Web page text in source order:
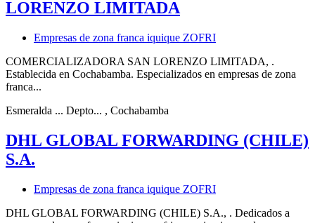
LORENZO LIMITADA
Empresas de zona franca iquique ZOFRI
COMERCIALIZADORA SAN LORENZO LIMITADA, .
Establecida en Cochabamba. Especializados en empresas de zona
franca...
Esmeralda ... Depto... , Cochabamba
DHL GLOBAL FORWARDING (CHILE)
S.A.
Empresas de zona franca iquique ZOFRI
DHL GLOBAL FORWARDING (CHILE) S.A., . Dedicados a